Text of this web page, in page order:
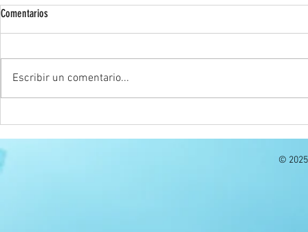
Comentarios
Escribir un comentario...
©